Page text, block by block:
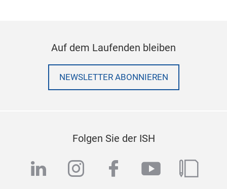
Auf dem Laufenden bleiben
NEWSLETTER ABONNIEREN
Folgen Sie der ISH
linkedininstagram
facebook
youtube
blog